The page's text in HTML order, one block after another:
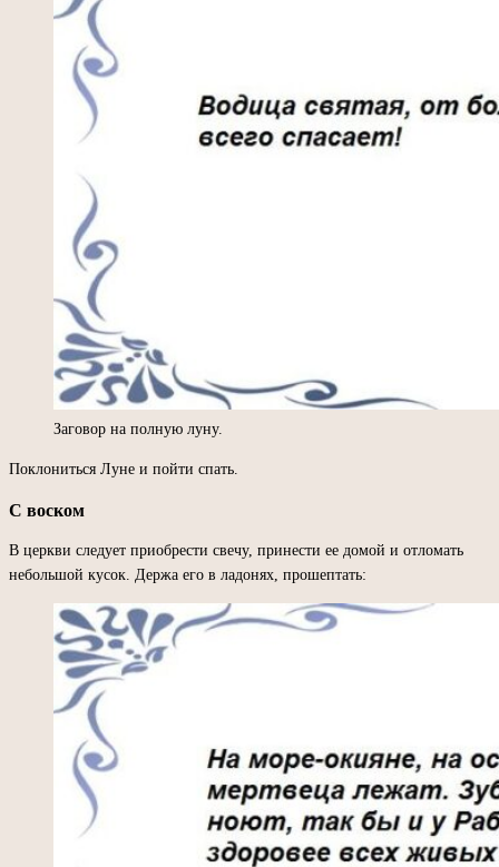
Заговор на полную луну.
Поклониться Луне и пойти спать.
С воском
В церкви следует приобрести свечу, принести ее домой и отломать
небольшой кусок. Держа его в ладонях, прошептать: